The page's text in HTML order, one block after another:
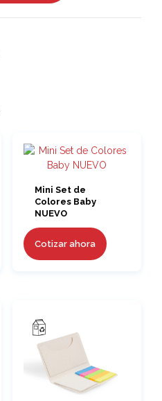
Mini Set de
Colores Baby
NUEVO
Cotizar ahora